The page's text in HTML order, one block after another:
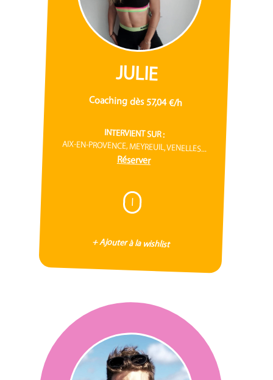
JULIE
Coaching dès 57,04 €/h
INTERVIENT SUR :
AIX-EN-PROVENCE, MEYREUIL, VENELLES...
Réserver
I
+ Ajouter à la wishlist